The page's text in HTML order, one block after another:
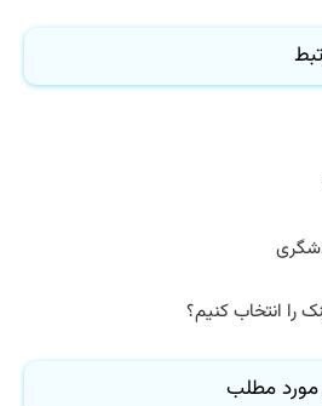
را انتخاب کنیم؟
مورد مطلب